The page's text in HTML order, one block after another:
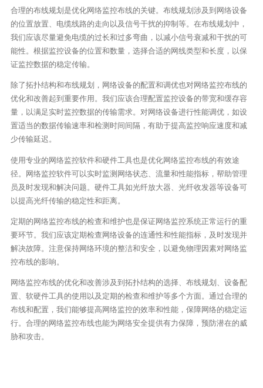
合理的布线规划是优化网络监控布线的关键。布线规划涉及到网络设备
的位置放置、电缆线路的走向以及信号干扰的抑制等。在布线规划中，
我们应该尽量避免电缆的过长和过多弯曲，以减小信号衰减和干扰的可
能性。根据监控设备的位置和数量，选择合适的网线类型和长度，以保
证监控数据的稳定传输。
除了拓扑结构和布线规划，网络设备的配置和调优也对网络监控布线的
优化和改善起到重要作用。我们应该合理配置监控设备的带宽和缓存容
量，以满足实时监控数据的传输需求。对网络设备进行性能调优，如设
置适当的数据传输速率和检测时间间隔，有助于提高监控响应速度和减
少传输延迟。
使用专业的网络监控软件和硬件工具也是优化网络监控布线的有效途
径。网络监控软件可以实时监测网络状态、流量和性能指标，帮助管理
员及时发现和解决问题。硬件工具如光纤放大器、光纤收发器等设备可
以提高光纤传输的稳定性和距离。
定期的网络监控布线的检查和维护也是保证网络监控系统正常运行的重
要环节。我们应该定期检查网络设备的连通性和性能指标，及时发现并
解决故障。注意保持网络环境的整洁和安全，以避免物理因素对网络监
控布线的影响。
网络监控布线的优化和改善涉及到拓扑结构的选择、布线规划、设备配
置、软硬件工具的使用以及定期的检查和维护等多个方面。通过合理的
布线和配置，我们能够提高网络监控的效率和性能，保障网络的稳定运
行。合理的网络监控布线也能为网络安全提供有力保障，预防潜在的威
胁和攻击。